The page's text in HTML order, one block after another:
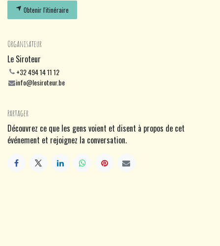
Obtenir l'itinéraire
Organisateur
Le Siroteur
+32 494 14 11 12
info@lesiroteur.be
Partager
Découvrez ce que les gens voient et disent à propos de cet
événement et rejoignez la conversation.